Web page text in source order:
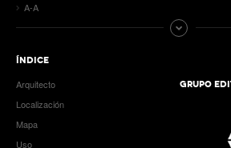
A-A
ÍNDICE
Arquitecto
Localización
Mapa
Uso
GRUPO